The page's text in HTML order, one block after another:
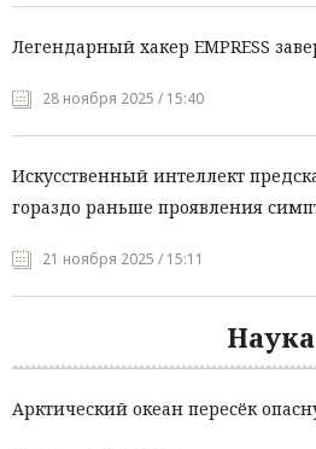
Легендарный хакер EMPRESS
28 ноября 2025 / 15:40
Искусственный интеллект
гораздо раньше проявления
21 ноября 2025 / 15:11
Наука
Арктический океан пересёк